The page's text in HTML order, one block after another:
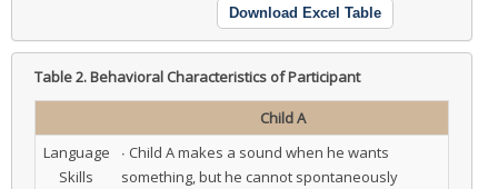
Download Excel Table
Table 2.Behavioral Characteristics of Participant
Child A
Language
Skills
∙ Child A makes a sound when he wants
something, but he cannot spontaneously